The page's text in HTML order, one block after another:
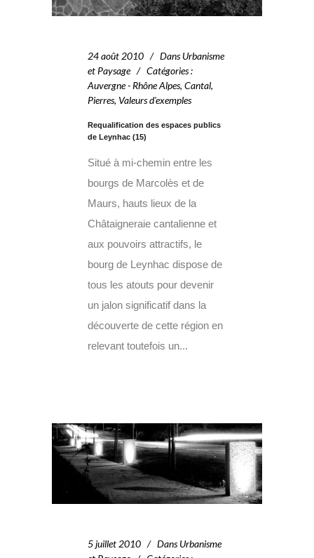
24 août 2010 Dans Urbanisme
et Paysage
Catégories:
Auvergne - Rhône Alpes, Cantal,
Pierres, Valeurs d'exemples
Requalification des espaces publics
de Leynhac (15)
Situé à mi-chemin entre les
bourgs de Marcolès et de
Maurs, hauts lieux de la
Châtaigneraie cantalienne et
aux pouvoirs attractifs, le
bourg de Leynhac dispose de
tous les atouts pour devenir
un jalon significatif dans la
découverte de cette région en
relevant toutefois un...
5 juillet 2010 Dans Urbanisme